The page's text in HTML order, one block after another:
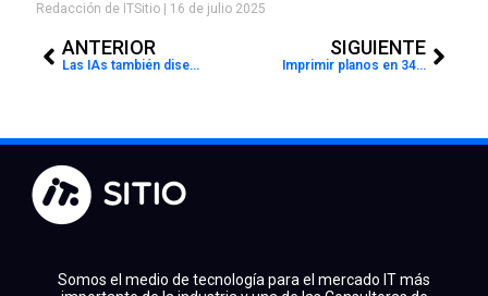
Redacción de ITSitio 16 de julio 2025
ANTERIOR
Las IAs también diseñan moda: Primera colección desarrollada en un smartphone
SIGUIENTE
Imprimir planos en 34 segundos
Somos el medio de tecnología para el mercado IT más